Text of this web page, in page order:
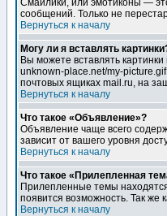
Смайлики, или эмотиконы —
сообщений. Только не
Вернуться к началу
Могу ли я вставлять
Вы можете вставлять
unknown-place.net/my-
почтовых ящиках mail.ru, на
Вернуться к началу
Что такое «Объявление»?
Объявление чаще всего
зависит от вашего уровня
Вернуться к началу
Что такое «Прилепленная
Прилепленные темы
появится возможность. Так же
Вернуться к началу